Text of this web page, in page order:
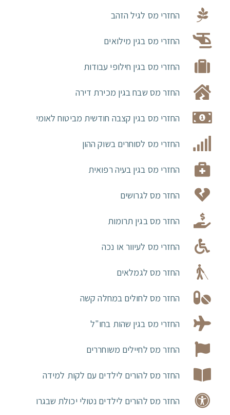
החזרי מס לגיל הזהב
החזרי מס בגין מילואים
החזרי מס בגין חילופי עבודות
החזר מס שבח בגין מכירת דירה
החזרי מס בגין קצבה חודשית מביטוח לאומי
החזרי מס לסוחרים בשוק ההון
החזרי מס בגין בעיה רפואית
החזר מס לגרושים
החזר מס בגין תרומות
החזרי מס לעיוור או נכה
החזר מס לגמלאים
החזר מס לחולים במחלה קשה
החזרי מס בגין שהות בחו"ל
החזר מס לחיילים משוחררים
החזר מס להורים לילדים עם לקות למידה
החזר מס להורים לילדים נטולי יכולת שבגרו